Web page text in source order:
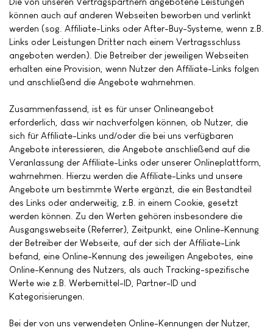
können auch auf anderen Webseiten beworben und verlinkt
werden (sog. Affiliate-Links oder After-Buy-Systeme, wenn z.B.
Links oder Leistungen Dritter nach einem Vertragsschluss
angeboten werden). Die Betreiber der jeweiligen Webseiten
erhalten eine Provision, wenn Nutzer den Affiliate-Links folgen
und anschließend die Angebote wahrnehmen.
Zusammenfassend, ist es für unser Onlineangebot
erforderlich, dass wir nachverfolgen können, ob Nutzer, die
sich für Affiliate-Links und/oder die bei uns verfügbaren
Angebote interessieren, die Angebote anschließend auf die
Veranlassung der Affiliate-Links oder unserer Onlineplattform,
wahrnehmen. Hierzu werden die Affiliate-Links und unsere
Angebote um bestimmte Werte ergänzt, die ein Bestandteil
des Links oder anderweitig, z.B. in einem Cookie, gesetzt
werden können. Zu den Werten gehören insbesondere die
Ausgangswebseite (Referrer), Zeitpunkt, eine Online-Kennung
der Betreiber der Webseite, auf der sich der Affiliate-Link
befand, eine Online-Kennung des jeweiligen Angebotes, eine
Online-Kennung des Nutzers, als auch Tracking-spezifische
Werte wie z.B. Werbemittel-ID, Partner-ID und
Kategorisierungen.
Bei der von uns verwendeten Online-Kennungen der Nutzer,